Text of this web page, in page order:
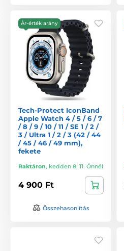
Ár-érték arány
Tech-Protect IconBand
Apple Watch 4 / 5 / 6 / 7
/ 8 / 9 / 10 / 11 / SE 1 / 2 /
3 / Ultra 1 / 2 / 3 (42 / 44
/ 45 / 46 / 49 mm),
fekete
Raktáron, kedden 8. 11. Önnél
4 900 Ft
Összehasonlítás